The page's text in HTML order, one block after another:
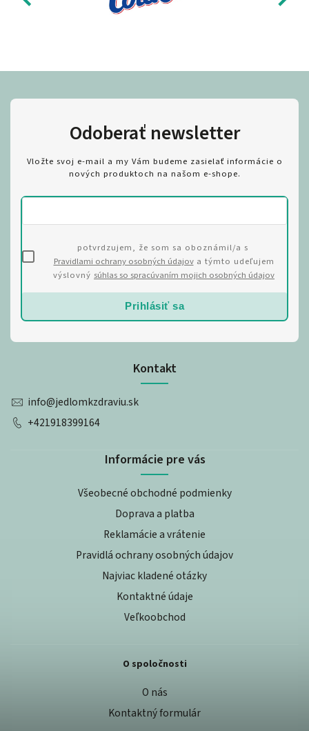
Kontakt
info@jedlomkzdraviu.sk
+421918399164
Informácie pre vás
Všeobecné obchodné podmienky
Doprava a platba
Reklamácie a vrátenie
Pravidlá ochrany osobných údajov
Najviac kladené otázky
Kontaktné údaje
Veľkoobchod
O spoločnosti
O nás
Kontaktný formulár
Odoberať newsletter
Vložte svoj e-mail a my Vám budeme zasielať informácie o
nových produktoch na našom e-shope.
potvrdzujem, že som sa oboznámil/a s
Pravidlami ochrany osobných údajova týmto udeľujem
výslovný súhlas so spracúvaním mojich osobných údajov
Prihlásiť sa